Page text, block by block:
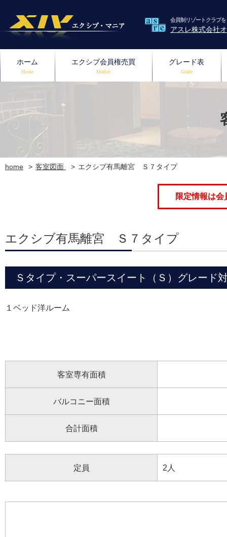
会員制リゾートクラブ
アスレ株式会社
ホーム
Home
エクシブ会員権売買
Market
グレード表
Grade
home 客室図面 エクシブ有馬離宮 Ｓ７タイプ
限定情報は
エクシブ有馬離宮 Ｓ７タイプ
Ｓタイプ・スーパースイート（Ｓ）グレー
１ベッド洋ルーム
客室専有面積
バルコニー面積
合計面積
定員 2人